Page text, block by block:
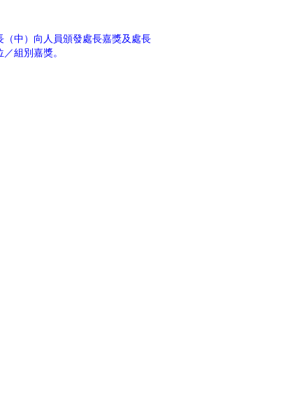
（中）向人員頒發處長嘉獎及處長
／組別嘉獎。